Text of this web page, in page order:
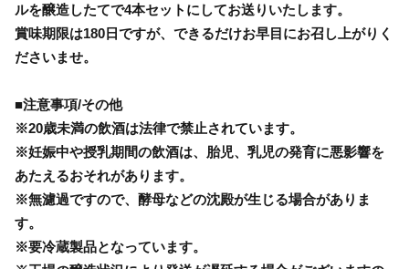
ルを醸造したてで4本セットにしてお送りいたします。
賞味期限は180日ですが、できるだけお早目にお召し上がりく
ださいませ。
■注意事項/その他
※20歳未満の飲酒は法律で禁止されています。
※妊娠中や授乳期間の飲酒は、胎児、乳児の発育に悪影響を
あたえるおそれがあります。
※無濾過ですので、酵母などの沈殿が生じる場合がありま
す。
※要冷蔵製品となっています。